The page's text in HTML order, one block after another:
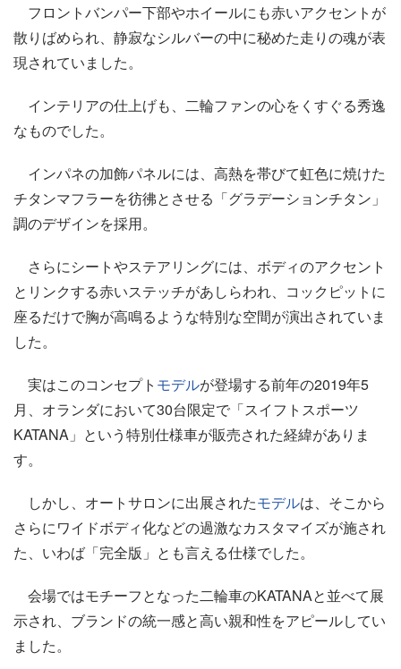
フロントバンパー下部やホイールにも赤いアクセントが
散りばめられ、静寂なシルバーの中に秘めた走りの魂が表
現されていました。
インテリアの仕上げも、二輪ファンの心をくすぐる秀逸
なものでした。
インパネの加飾パネルには、高熱を帯びて虹色に焼けた
チタンマフラーを彷彿とさせる「グラデーションチタン」
調のデザインを採用。
さらにシートやステアリングには、ボディのアクセント
とリンクする赤いステッチがあしらわれ、コックピットに
座るだけで胸が高鳴るような特別な空間が演出されていま
した。
実はこのコンセプト モデルが登場する前年の2019年5
月、オランダにおいて30台限定で「スイフトスポーツ
KATANA」という特別仕様車が販売された経緯がありま
す。
しかし、オートサロンに出展されたモデルは、そこから
さらにワイドボディ化などの過激なカスタマイズが施され
た、いわば「完全版」とも言える仕様でした。
会場ではモチーフとなった二輪車のKATANAと並べて展
示され、ブランドの統一感と高い親和性をアピールしてい
ました。